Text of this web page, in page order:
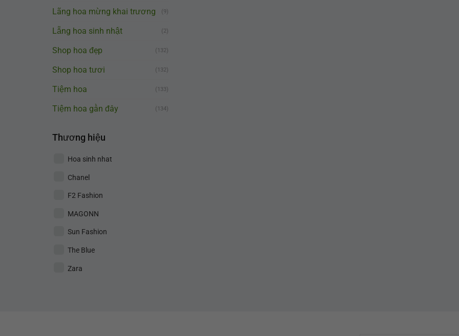
Lãng hoa mừng khai trương (9)
Lẵng hoa sinh nhật (2)
Shop hoa đẹp (132)
Shop hoa tươi (132)
Tiệm hoa (133)
Tiệm hoa gần đây (134)
Thương hiệu
Hoa sinh nhat
Chanel
F2 Fashion
MAGONN
Sun Fashion
The Blue
Zara